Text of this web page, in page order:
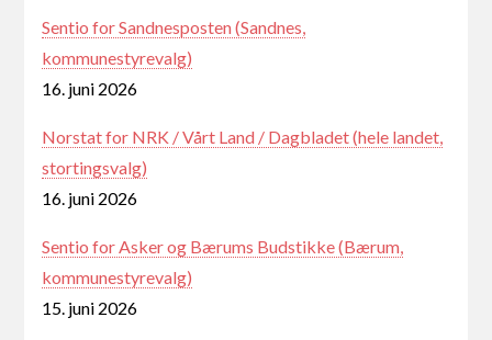
Sentio for Sandnesposten (Sandnes,
kommunestyrevalg)
16. juni 2026
Norstat for NRK / Vårt Land / Dagbladet (hele landet,
stortingsvalg)
16. juni 2026
Sentio for Asker og Bærums Budstikke (Bærum,
kommunestyrevalg)
15. juni 2026